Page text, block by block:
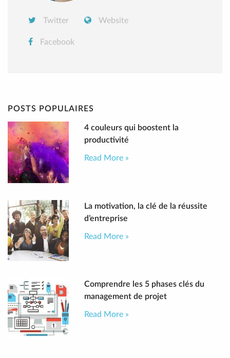
Twitter Website
Facebook
POSTS POPULAIRES
4 couleurs qui boostent la
productivité
Read More »
La motivation, la clé de la réussite
d’entreprise
Read More »
Comprendre les 5 phases clés du
management de projet
Read More »